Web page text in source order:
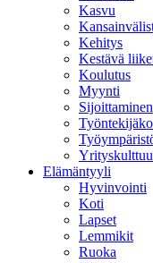
Kasvu
Kehitys
Kestävä
Koulutus
Myynti
Sijoittaminen
Elämäntyyli
Hyvinvointi
Koti
Lapset
Lemmikit
Ruoka